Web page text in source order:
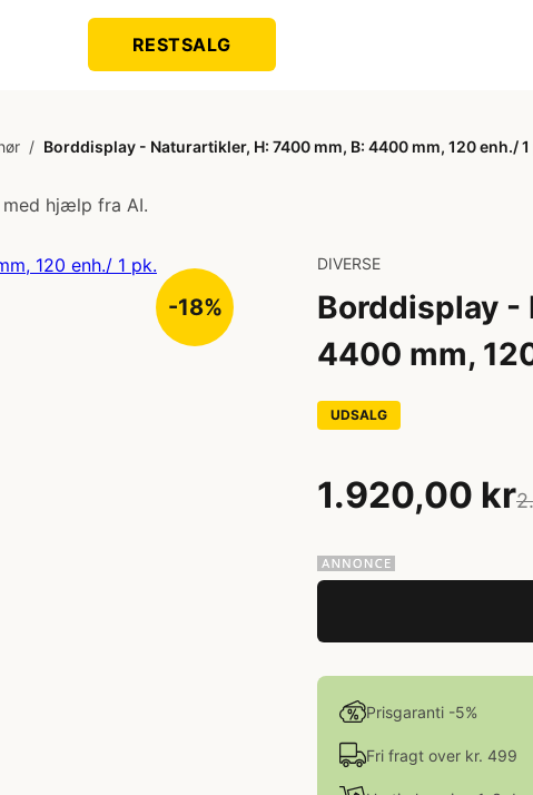
RESTSALG
/ Borddisplay - Naturartikler, H: 7400 mm, B: 4400 mm, 120 enh./ 1
hjælp fra AI.
-18%
DIVERSE
Borddisplay -
4400 mm,
UDSALG
1.920,00 kr
Prisgaranti -5%
Fri fragt over kr. 499